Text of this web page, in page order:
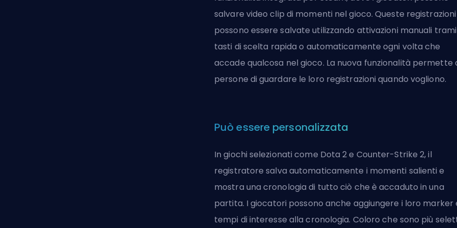
salvare video clip di momenti nel gioco. Queste registrazioni
possono essere salvate utilizzando attivazioni manuali
tasti di scelta rapida o automaticamente ogni volta che
accade qualcosa nel gioco. La nuova funzionalità permette
persone di guardare le loro registrazioni quando vogliono.
Può essere personalizzata
In giochi selezionati come Dota 2 e Counter-Strike 2, il
registratore salva automaticamente i momenti salienti e
mostra una cronologia di tutto ciò che è accaduto in una
partita. I giocatori possono anche aggiungere i loro marker
tempi di interesse alla cronologia. Coloro che sono più